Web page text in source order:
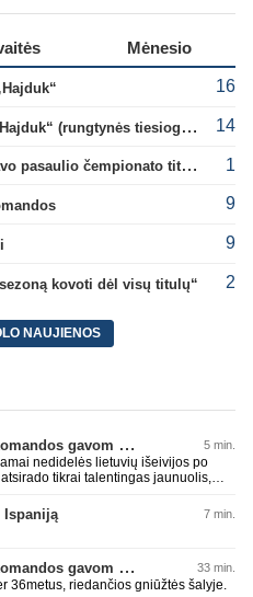
Mėnesio
16
Konferencijų lyga: „Žalgiris“ – „Hajduk“ (rungtynės tiesiogiai) 14
B. Mendy: „Darau ką noriu su savo pasaulio čempionato titulu“ 1
9
9
kovoti dėl visų titulų“ 2
NAUJIENOS
A. Tapinas: „Iš europinio lygio komandos gavom gerų pamokų“ 5 min.
nedidelės lietuvių išeivijos po
tikrai talentingas jaunuolis,
t. y. gerai išsilaikantis ant kojų
atrodantis, greitai priimantis
turintis neblogą greitį. O Lietuvoje
nesulipdysi...
Ispaniją 7 min.
A. Tapinas: „Iš europinio lygio komandos gavom gerų pamokų“ 33 min.
36metus, riedančios gniūžtės šalyje.